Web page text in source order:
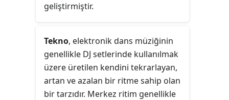
geliştirmiştir.
Tekno, elektronik dans müziğinin
genellikle DJ setlerinde kullanılmak
üzere üretilen kendini tekrarlayan,
artan ve azalan bir ritme sahip olan
bir tarzıdır. Merkez ritim genellikle